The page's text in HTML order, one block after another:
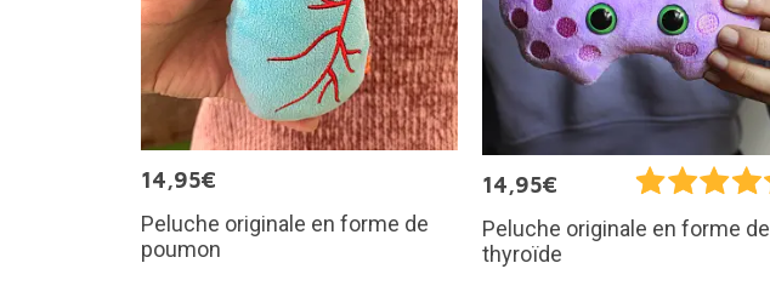
14,95€
Peluche originale en forme de
poumon
14,95€
Peluche originale en forme de
thyroïde